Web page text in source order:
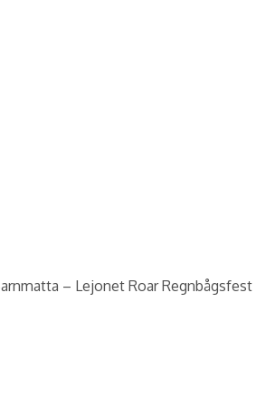
– Lejonet Roar Regnbågsfest